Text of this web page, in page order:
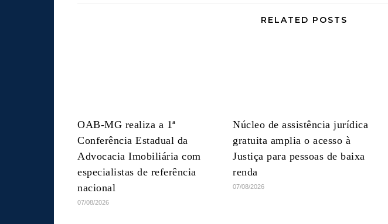
RELATED POSTS
OAB-MG realiza a 1ª
Conferência Estadual da
Advocacia Imobiliária com
especialistas de referência
nacional
07/08/2026
Núcleo de assistência jurídica
gratuita amplia o acesso à
Justiça para pessoas de baixa
renda
07/08/2026